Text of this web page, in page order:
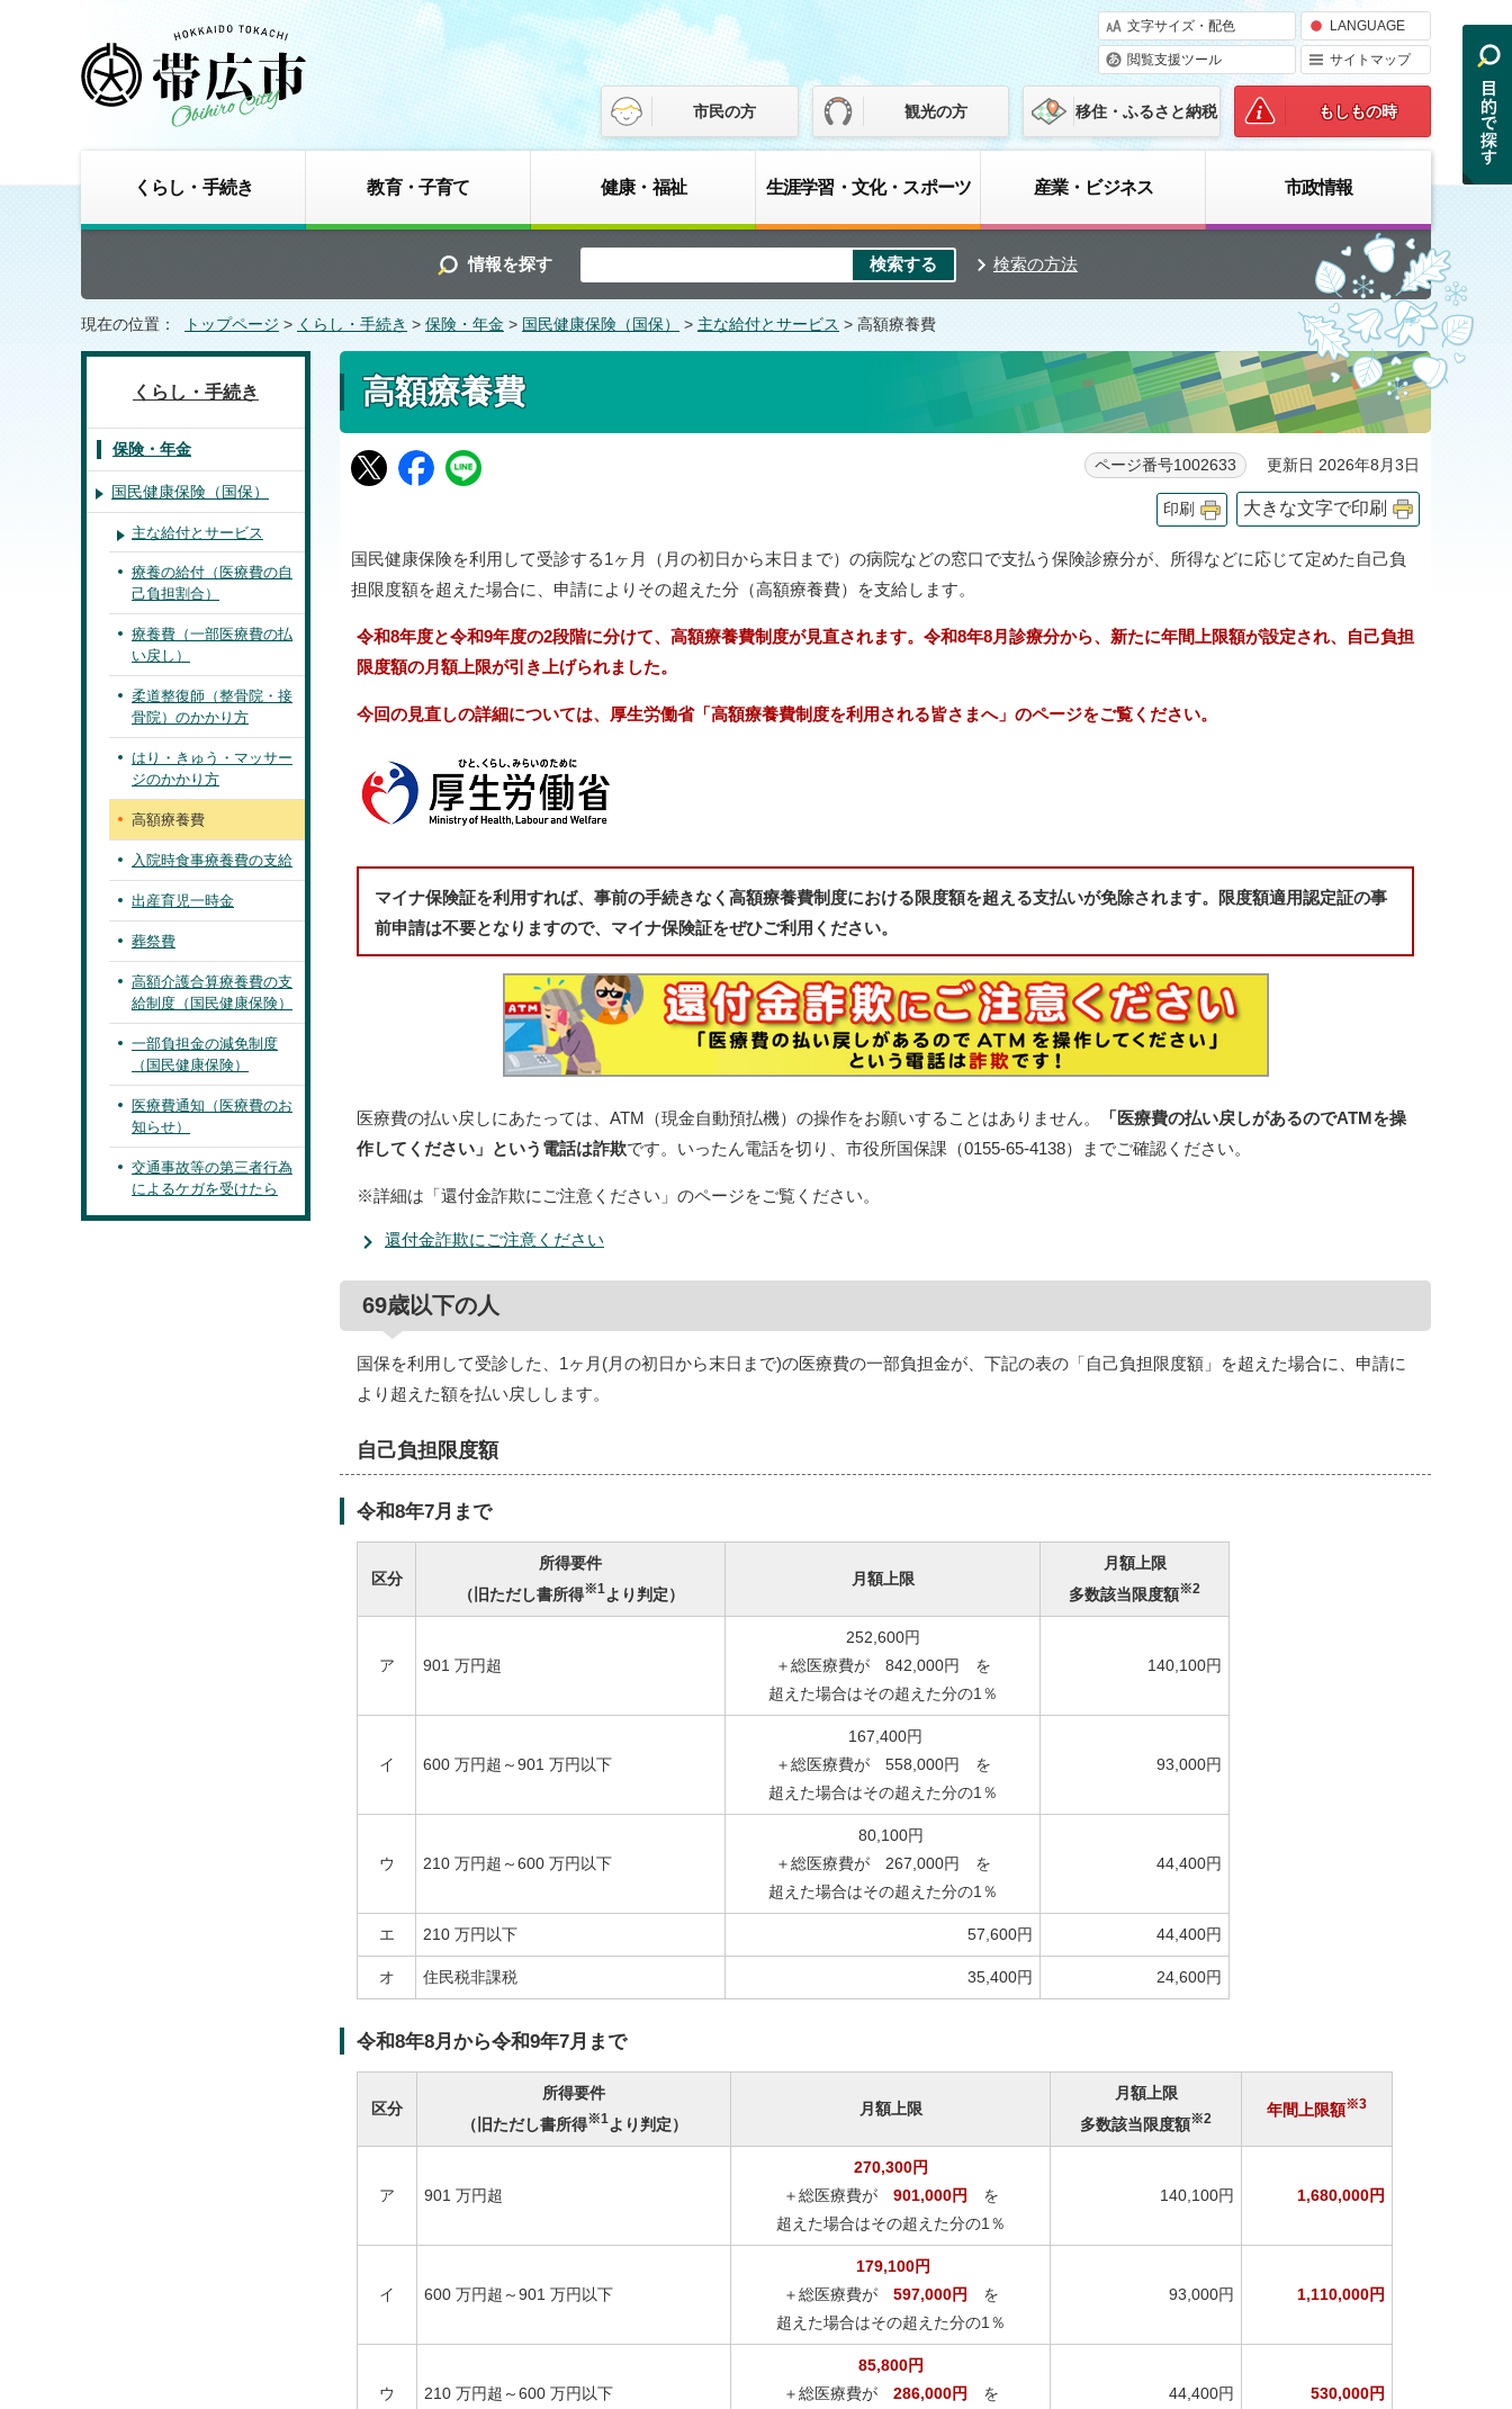
文字サイズ・配色 LANGUAGE
閲覧支援ツール サイトマップ
市民の方 観光の方 移住・ふるさと納税 もしもの時
くらし・手続き 教育・子育て 健康・福祉 生涯学習・文化・スポーツ 産業・ビジネス 市政情報
情報を探す 検索の方法
現在の位置： トップページ > くらし・手続き > 保険・年金 > 国民健康保険（国保） > 主な給付とサービス > 高額療養費
高額療養費
ページ番号1002633 更新日 2026年8月3日
印刷 大きな文字で印刷
国民健康保険を利用して受診する1ヶ月（月の初日から末日まで）の病院などの窓口で支払う保険診療分が、所得などに応じて定めた自己負
担限度額を超えた場合に、申請によりその超えた分（高額療養費）を支給します。
令和8年度と令和9年度の2段階に分けて、高額療養費制度が見直されます。令和8年8月診療分から、新たに年間上限額が設定され、自己負担
限度額の月額上限が引き上げられました。
今回の見直しの詳細については、厚生労働省「高額療養費制度を利用される皆さまへ」のページをご覧ください。
マイナ保険証を利用すれば、事前の手続きなく高額療養費制度における限度額を超える支払いが免除されます。限度額適用認定証の事
前申請は不要となりますので、マイナ保険証をぜひご利用ください。
医療費の払い戻しにあたっては、ATM（現金自動預払機）の操作をお願いすることはありません。
「医療費の払い戻しがあるのでATMを操
作してください」という電話は詐欺です。いったん電話を切り、市役所国保課（0155-65-4138）までご確認ください。
※詳細は「還付金詐欺にご注意ください」のページをご覧ください。
還付金詐欺にご注意ください
69歳以下の人
国保を利用して受診した、1ヶ月(月の初日から末日まで)の医療費の一部負担金が、下記の表の「自己負担限度額」を超えた場合に、申請に
より超えた額を払い戻しします。
自己負担限度額
令和8年7月まで
区分
所得要件
（旧ただし書所得※1より判定）
月額上限
月額上限
多数該当限度額※2
ア 901 万円超
252,600円
＋総医療費が 842,000円 を
超えた場合はその超えた分の1％
140,100円
イ 600 万円超～901 万円以下
167,400円
＋総医療費が 558,000円 を
超えた場合はその超えた分の1％
93,000円
ウ 210 万円超～600 万円以下
80,100円
＋総医療費が 267,000円 を
超えた場合はその超えた分の1％
44,400円
エ 210 万円以下 57,600円 44,400円
オ 住民税非課税 35,400円 24,600円
令和8年8月から令和9年7月まで
区分
所得要件
（旧ただし書所得※1より判定）
月額上限
月額上限
多数該当限度額※2
年間上限額※3
ア 901 万円超
270,300円
＋総医療費が 901,000円 を
超えた場合はその超えた分の1％
140,100円 1,680,000円
イ 600 万円超～901 万円以下
179,100円
＋総医療費が 597,000円 を
超えた場合はその超えた分の1％
93,000円 1,110,000円
ウ 210 万円超～600 万円以下
85,800円
＋総医療費が 286,000円 を
44,400円 530,000円
くらし・手続き
保険・年金
国民健康保険（国保）
主な給付とサービス
療養の給付（医療費の自
己負担割合）
療養費（一部医療費の払
い戻し）
柔道整復師（整骨院・接
骨院）のかかり方
はり・きゅう・マッサー
ジのかかり方
高額療養費
入院時食事療養費の支給
出産育児一時金
葬祭費
高額介護合算療養費の支
給制度（国民健康保険）
一部負担金の減免制度
（国民健康保険）
医療費通知（医療費のお
知らせ）
交通事故等の第三者行為
によるケガを受けたら